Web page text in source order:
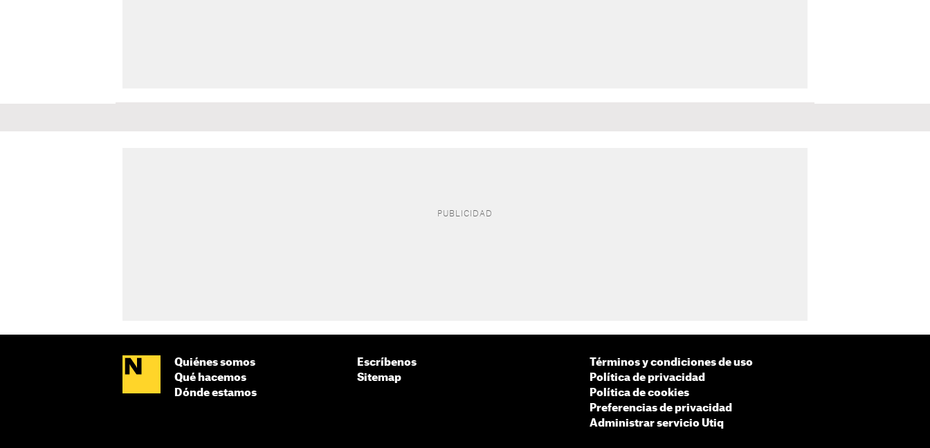
Quiénes somos
Qué hacemos
Dónde estamos
Escríbenos
Sitemap
Términos y condiciones de uso
Política de privacidad
Política de cookies
Preferencias de privacidad
Administrar servicio Utiq